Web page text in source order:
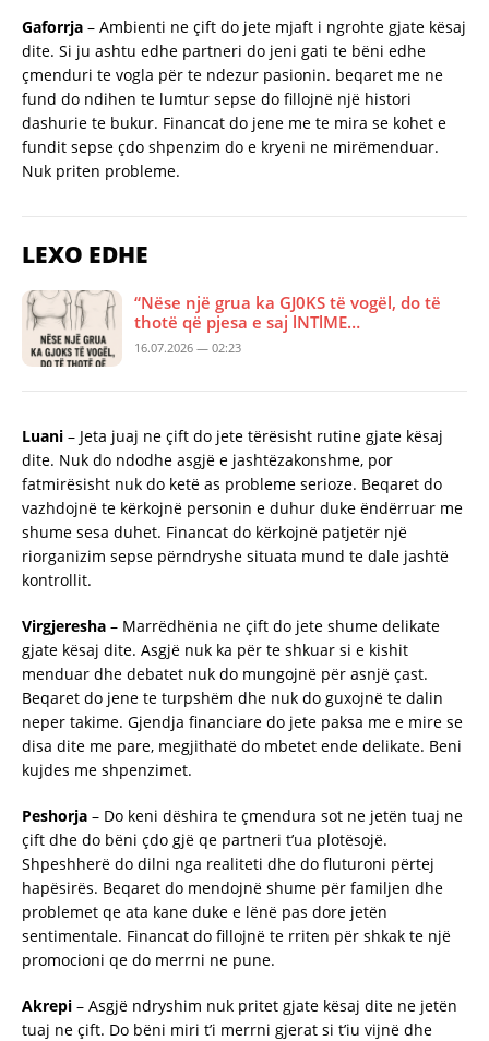
Gaforrja – Ambienti ne çift do jete mjaft i ngrohte gjate kësaj
dite. Si ju ashtu edhe partneri do jeni gati te bëni edhe
çmenduri te vogla për te ndezur pasionin. beqaret me ne
fund do ndihen te lumtur sepse do fillojnë një histori
dashurie te bukur. Financat do jene me te mira se kohet e
fundit sepse çdo shpenzim do e kryeni ne mirëmenduar.
Nuk priten probleme.
LEXO EDHE
“Nëse një grua ka GJ0KS të vogël, do të
thotë që pjesa e saj lNTlME…
16.07.2026 — 02:23
Luani – Jeta juaj ne çift do jete tërësisht rutine gjate kësaj
dite. Nuk do ndodhe asgjë e jashtëzakonshme, por
fatmirësisht nuk do ketë as probleme serioze. Beqaret do
vazhdojnë te kërkojnë personin e duhur duke ëndërruar me
shume sesa duhet. Financat do kërkojnë patjetër një
riorganizim sepse përndryshe situata mund te dale jashtë
kontrollit.
Virgjeresha – Marrëdhënia ne çift do jete shume delikate
gjate kësaj dite. Asgjë nuk ka për te shkuar si e kishit
menduar dhe debatet nuk do mungojnë për asnjë çast.
Beqaret do jene te turpshëm dhe nuk do guxojnë te dalin
neper takime. Gjendja financiare do jete paksa me e mire se
disa dite me pare, megjithatë do mbetet ende delikate. Beni
kujdes me shpenzimet.
Peshorja – Do keni dëshira te çmendura sot ne jetën tuaj ne
çift dhe do bëni çdo gjë qe partneri t’ua plotësojë.
Shpeshherë do dilni nga realiteti dhe do fluturoni përtej
hapësirës. Beqaret do mendojnë shume për familjen dhe
problemet qe ata kane duke e lënë pas dore jetën
sentimentale. Financat do fillojnë te rriten për shkak te një
promocioni qe do merrni ne pune.
Akrepi – Asgjë ndryshim nuk pritet gjate kësaj dite ne jetën
tuaj ne çift. Do bëni miri t’i merrni gjerat si t’iu vijnë dhe